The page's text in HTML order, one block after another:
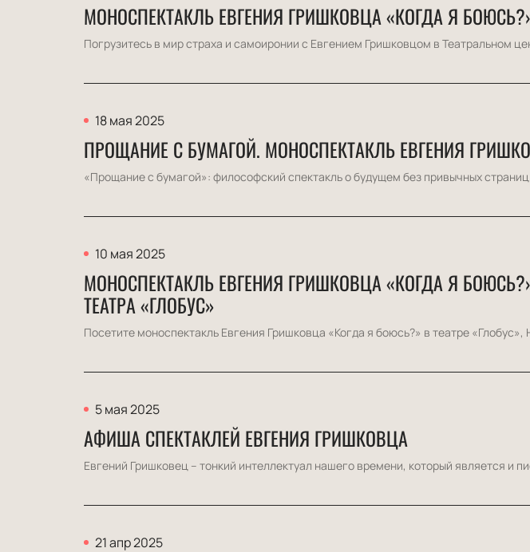
МОНОСПЕКТАКЛЬ ЕВГЕНИЯ ГРИШКОВЦА «КОГДА Я
Погрузитесь в мир страха и самоиронии с Евгением Гришковцом в Театральном
18 мая 2025
ПРОЩАНИЕ С БУМАГОЙ. МОНОСПЕКТАКЛЬ ЕВГЕНИЯ
«Прощание с бумагой»: философский спектакль о будущем без привычных страниц.
10 мая 2025
МОНОСПЕКТАКЛЬ ЕВГЕНИЯ ГРИШКОВЦА «КОГДА Я
ТЕАТРА «ГЛОБУС»
Посетите моноспектакль Евгения Гришковца «Когда я боюсь?» в театре
5 мая 2025
АФИША СПЕКТАКЛЕЙ ЕВГЕНИЯ ГРИШКОВЦА
Евгений Гришковец – тонкий интеллектуал нашего времени, который является и
21 апр 2025